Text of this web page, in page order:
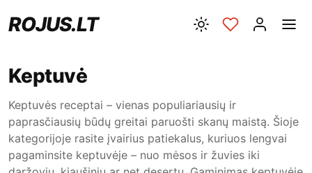
ROJUS.LT
Keptuvė
Keptuvės receptai – vienas populiariausių ir
paprasčiausių būdų greitai paruošti skanų maistą. Šioje
kategorijoje rasite įvairius patiekalus, kuriuos lengvai
pagaminsite keptuvėje – nuo mėsos ir žuvies iki